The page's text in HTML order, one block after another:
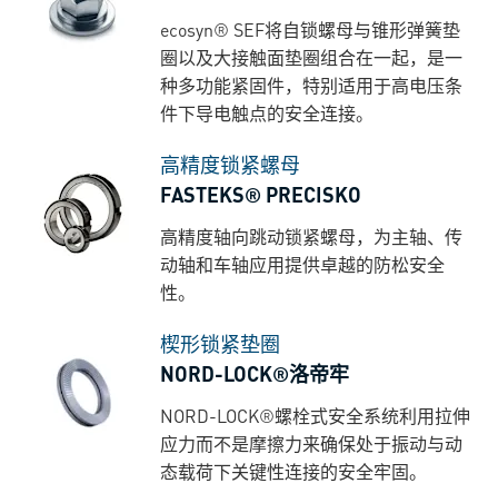
ecosyn® SEF将自锁螺母与锥形弹簧垫
圈以及大接触面垫圈组合在一起，是一
种多功能紧固件，特别适用于高电压条
件下导电触点的安全连接。
高精度锁紧螺母
FASTEKS® PRECISKO
高精度轴向跳动锁紧螺母，为主轴、传
动轴和车轴应用提供卓越的防松安全
性。
楔形锁紧垫圈
NORD-LOCK®洛帝牢
NORD-LOCK®螺栓式安全系统利用拉伸
应力而不是摩擦力来确保处于振动与动
态载荷下关键性连接的安全牢固。